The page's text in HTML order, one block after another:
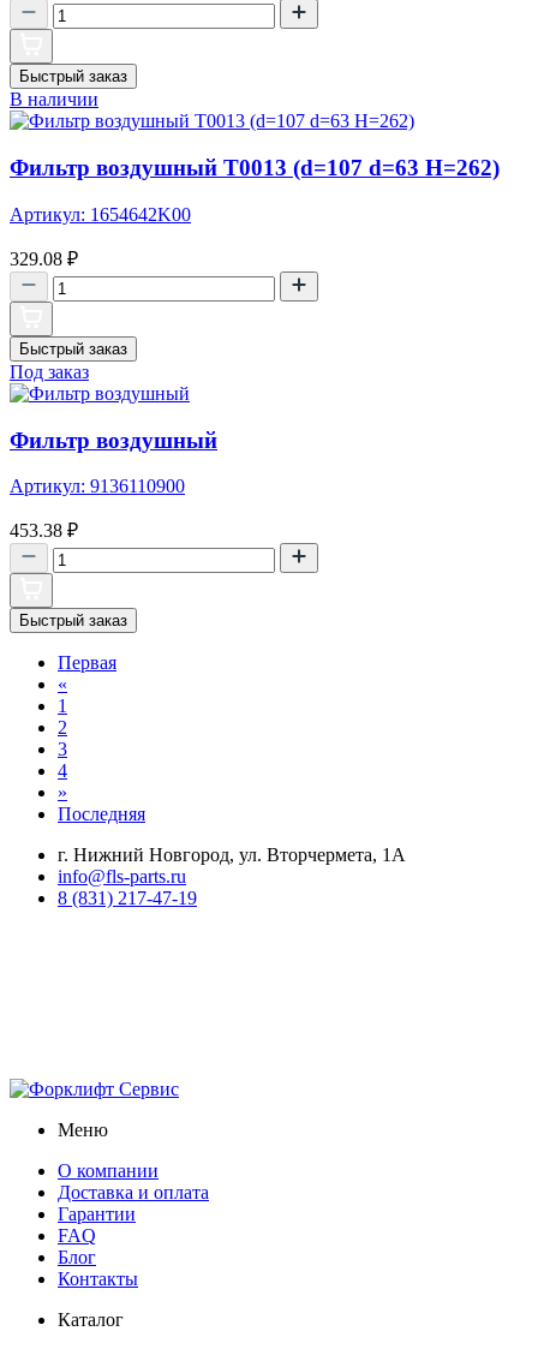
Быстрый заказ
В наличии
Фильтр воздушный T0013 (d=107 d=63 H=262)
Артикул: 1654642K00
329.08 ₽
Быстрый заказ
Под заказ
Фильтр воздушный
Артикул: 9136110900
453.38 ₽
Быстрый заказ
Первая
«
1
2
3
4
»
Последняя
г. Нижний Новгород, ул. Вторчермета, 1А
info@fls-parts.ru
8 (831) 217-47-19
Меню
О компании
Доставка и оплата
Гарантии
FAQ
Блог
Контакты
Каталог